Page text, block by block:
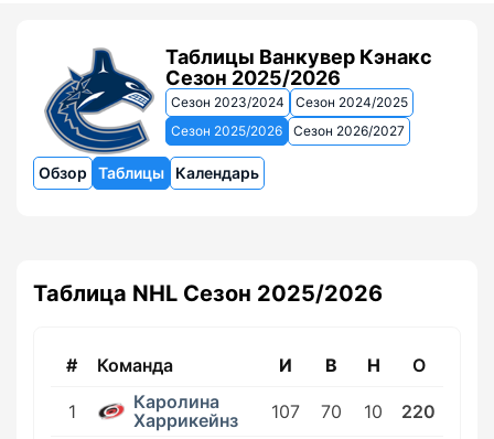
Таблицы Ванкувер Кэнакс
Сезон 2025/2026
Сезон 2023/2024
Сезон 2024/2025
Сезон 2025/2026
Сезон 2026/2027
Обзор Таблицы Календарь
Таблица NHL Сезон 2025/2026
# Команда И В Н О
1
Каролина
Харрикейнз
107 70 10 220